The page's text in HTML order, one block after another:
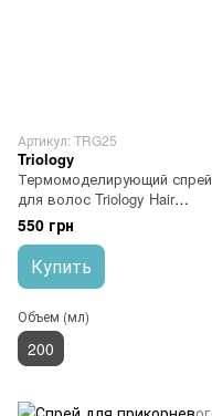
Артикул: TRG25
Triology
Термомоделирующий спрей
для волос Triology Hair
Architect Thermo Styling Spray
550 грн
Купить
Объем (мл)
200